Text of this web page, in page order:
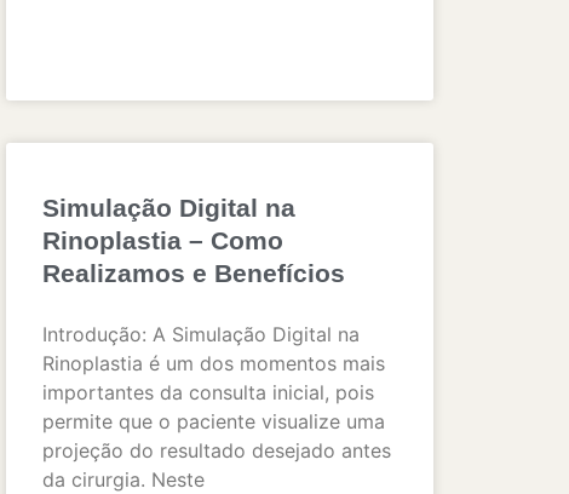
Simulação Digital na
Rinoplastia – Como
Realizamos e Benefícios
Introdução: A Simulação Digital na
Rinoplastia é um dos momentos mais
importantes da consulta inicial, pois
permite que o paciente visualize uma
projeção do resultado desejado antes
da cirurgia. Neste